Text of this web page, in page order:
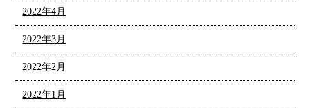
2022年4月
2022年3月
2022年2月
2022年1月